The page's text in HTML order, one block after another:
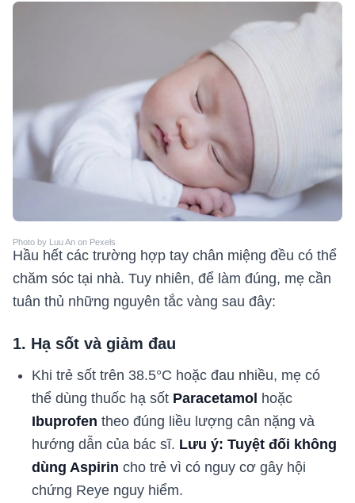
Photo by Luu An on Pexels
Hầu hết các trường hợp tay chân miệng đều có thể
chăm sóc tại nhà. Tuy nhiên, để làm đúng, mẹ cần
tuân thủ những nguyên tắc vàng sau đây:
1. Hạ sốt và giảm đau
Khi trẻ sốt trên 38.5°C hoặc đau nhiều, mẹ có
thể dùng thuốc hạ sốt Paracetamol hoặc
Ibuprofen theo đúng liều lượng cân nặng và
hướng dẫn của bác sĩ. Lưu ý: Tuyệt đối không
dùng Aspirin cho trẻ vì có nguy cơ gây hội
chứng Reye nguy hiểm.